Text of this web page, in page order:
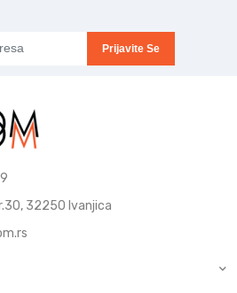
Prijavite Se
32250 Ivanjica